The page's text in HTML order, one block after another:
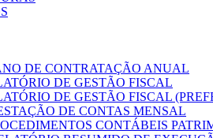
DE CONTRATAÇÃO ANUAL
DE GESTÃO FISCAL
DE GESTÃO FISCAL
DE CONTAS MENSAL
CONTÁBEIS